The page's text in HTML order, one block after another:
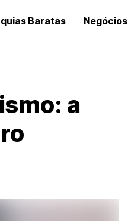
Baratas Negócios
a